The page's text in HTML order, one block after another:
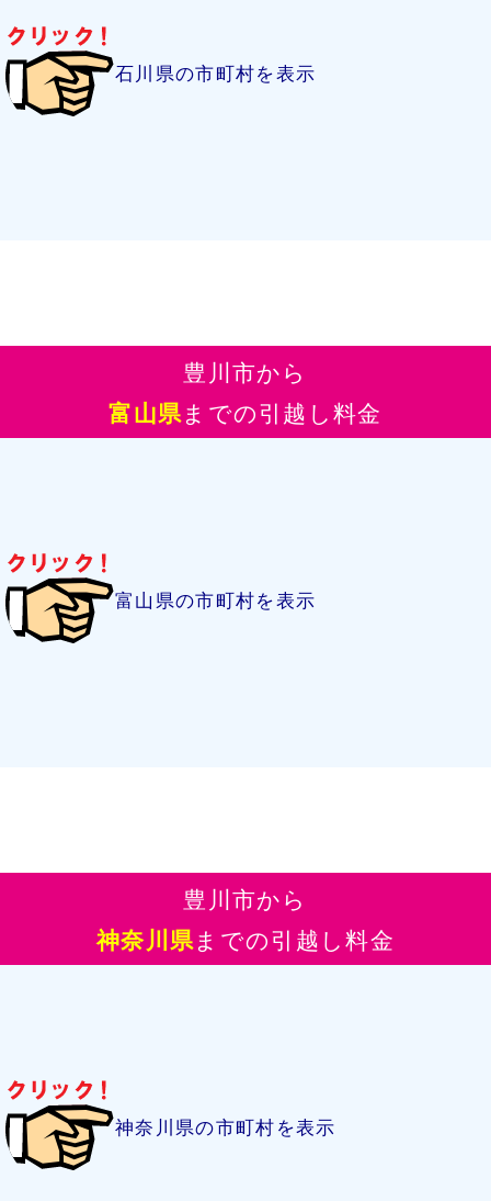
石川県の市町村を表示
豊川市から
富山県までの引越し料金
富山県の市町村を表示
豊川市から
神奈川県までの引越し料金
神奈川県の市町村を表示